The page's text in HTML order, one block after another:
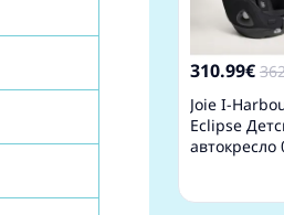
310.99€
Joie I-
Eclipse
автокресло